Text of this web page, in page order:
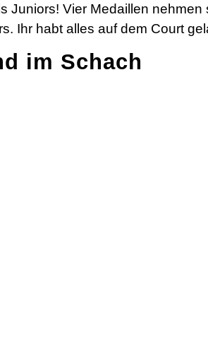
Juniors! Vier Medaillen
Ihr habt alles auf dem Court
im Schach